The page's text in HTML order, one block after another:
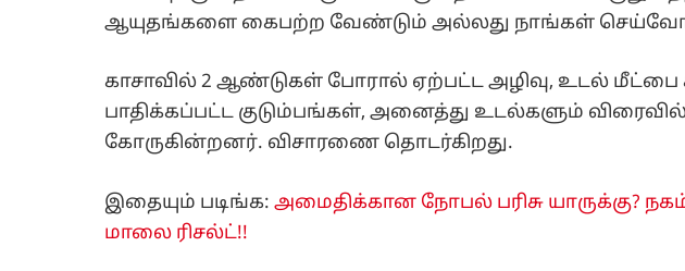
ஆயுதங்களை கைபற்ற வேண்டும் அல்லது நாங்கள்
காசாவில் 2 ஆண்டுகள் போரால் ஏற்பட்ட அழிவு, உடல் மீட்பை
பாதிக்கப்பட்ட குடும்பங்கள், அனைத்து உடல்களும்
கோருகின்றனர். விசாரணை தொடர்கிறது.
இதையும் படிங்க:அமைதிக்கான நோபல் பரிசு யாருக்கு?
மாலை ரிசல்ட்!!